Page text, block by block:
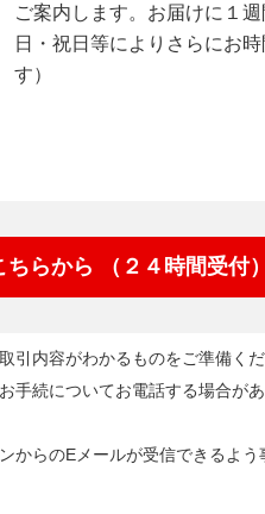
ご案内します。お届けに１
日・祝日等によりさらにお
す）
らから （２４時間受付）
内容がわかるものをご準備くだ
続についてお電話する場合があ
らのEメールが受信できるよう